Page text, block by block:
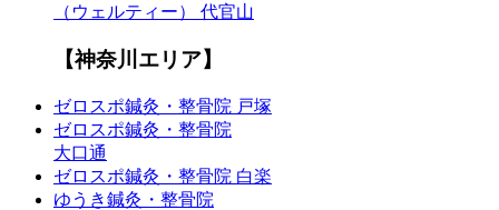
（ウェルティー） 代官山
【神奈川エリア】
ゼロスポ鍼灸・整骨院 戸塚
ゼロスポ鍼灸・整骨院
大口通
ゼロスポ鍼灸・整骨院 白楽
ゆうき鍼灸・整骨院